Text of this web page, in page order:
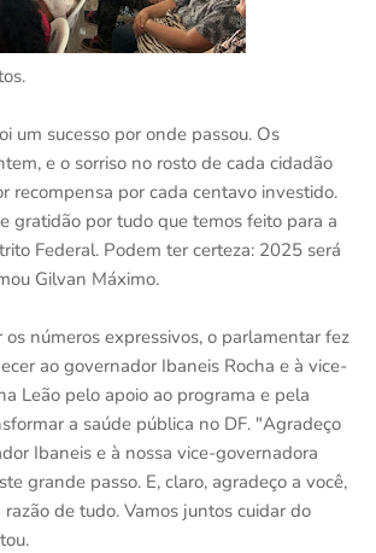
um sucesso por onde passou. Os
e o sorriso no rosto de cada cidadão
recompensa por cada centavo investido.
gratidão por tudo que temos feito para a
Federal. Podem ter certeza: 2025 será
Gilvan Máximo.
números expressivos, o parlamentar fez
ao governador Ibaneis Rocha e à vice-
Leão pelo apoio ao programa e pela
a saúde pública no DF. "Agradeço
Ibaneis e à nossa vice-governadora
grande passo. E, claro, agradeço a você,
de tudo. Vamos juntos cuidar do